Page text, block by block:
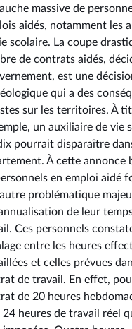
massive de
aidés, notamment les
scolaire. La coupe
de contrats aidés,
est une
qui a des
sur les territoires. À
un auxiliaire de vie
pourrait disparaître
À cette annonce
en emploi aidé
problématique
de leur
Ces personnels
entre les heures
et celles prévues
de travail. En effet,
de 20 heures
24 heures de travail réel